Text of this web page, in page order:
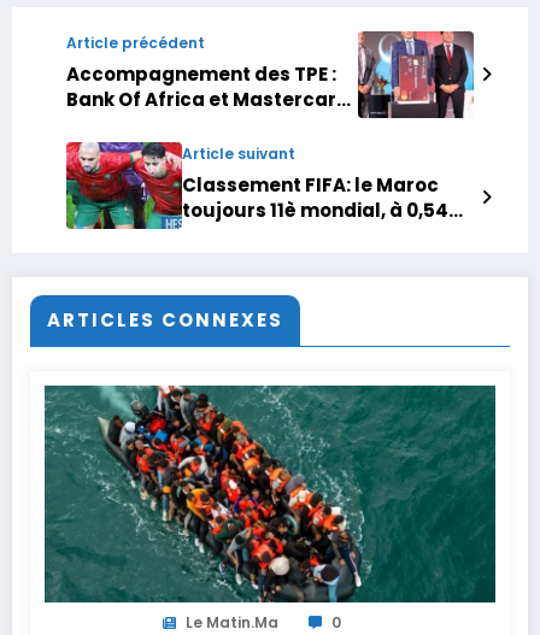
Article précédent
Accompagnement des TPE :
Bank Of Africa et Mastercard
Your BusinessArticle suivant
Classement FIFA: le Maroc
toujours 11è mondial, à 0,54
ARTICLES CONNEXES
Le Matin.ma 0